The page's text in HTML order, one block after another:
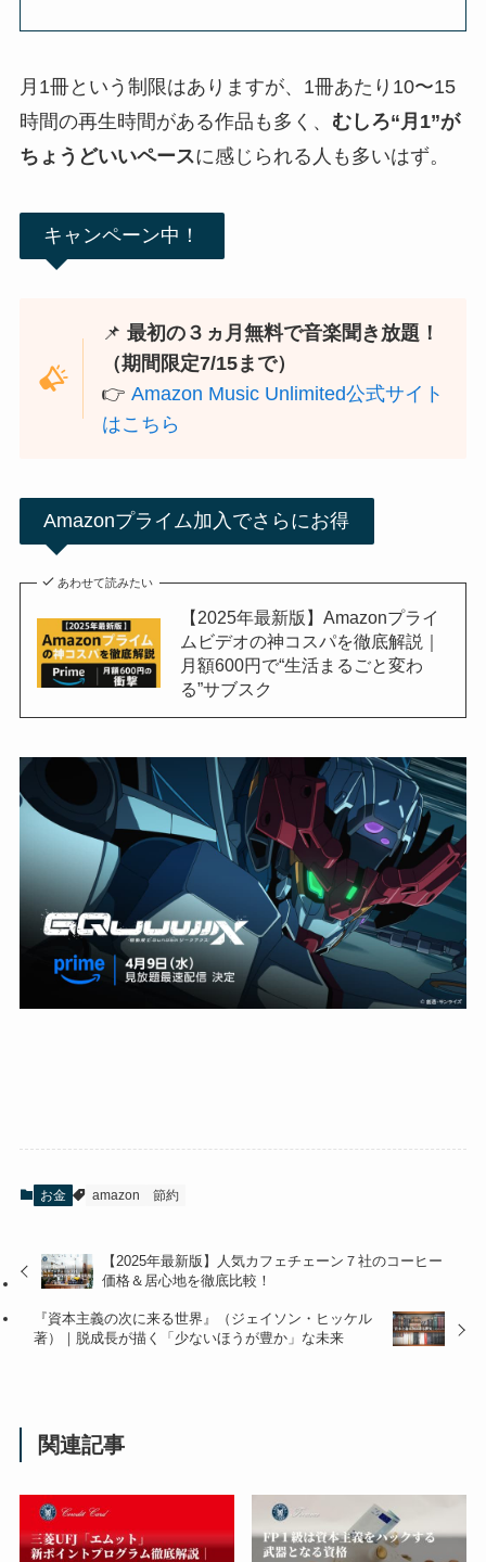
月1冊という制限はありますが、1冊あたり10〜15
時間の再生時間がある作品も多く、 むしろ“月1”が
ちょうどいいペースに感じられる人も多いはず。
キャンペーン中！
📌最初の３ヵ月無料で音楽聞き放題！
（期間限定7/15まで）
👉Amazon Music Unlimited公式サイト
はこちら
Amazonプライム加入でさらにお得
あわせて読みたい
【2025年最新版】Amazonプライ
ムビデオの神コスパを徹底解説｜
月額600円で“生活まるごと変わ
る”サブスク
お金 amazon 節約
【2025年最新版】人気カフェチェーン７社のコーヒー
価格＆居心地を徹底比較！
『資本主義の次に来る世界』（ジェイソン・ヒッケル
著）｜脱成長が描く「少ないほうが豊か」な未来
関連記事